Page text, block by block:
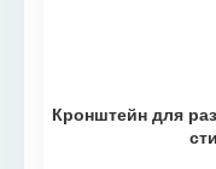
Кронштейн для